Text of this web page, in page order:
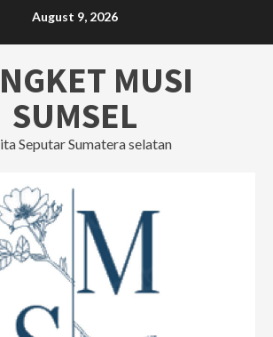
August 9, 2026
MUSI
SUMSEL
Seputar Sumatera selatan